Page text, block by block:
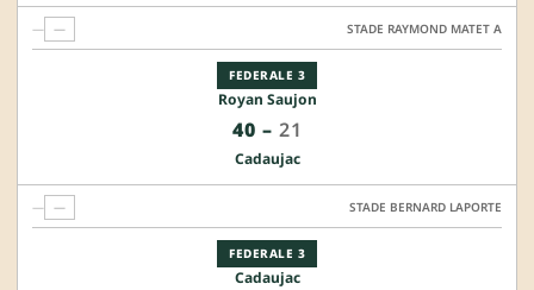
FEDERALE 3
Royan Saujon
40 – 21
Cadaujac
— — STADE RAYMOND MATET A
FEDERALE 3
Cadaujac
— — STADE BERNARD LAPORTE